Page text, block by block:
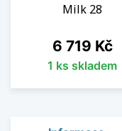
Milk 28
Cena
6 719 Kč
1 ks skladem